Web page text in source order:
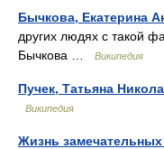
Бычкова, Екатерина
других людях с такой
Бычкова …
Википедия
Пучек, Татьяна
Википедия
Жизнь